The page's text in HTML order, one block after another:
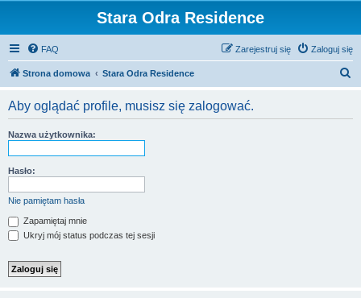
Stara Odra Residence
FAQ Zaloguj się
Zarejestruj się
Strona domowa Stara Odra Residence
Aby oglądać profile, musisz się zalogować.
Nazwa użytkownika:
Hasło:
Nie pamiętam hasła
Zapamiętaj mnie
Ukryj mój status podczas tej sesji